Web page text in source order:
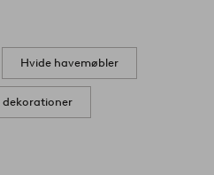
Hvide havemøbler
dekorationer